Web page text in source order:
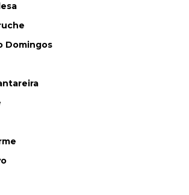
Domingos